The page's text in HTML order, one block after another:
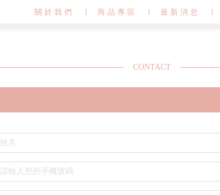
關於我們 商品專區 最新消息
CONTACT